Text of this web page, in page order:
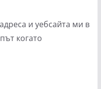
и уебсайта ми в
когато